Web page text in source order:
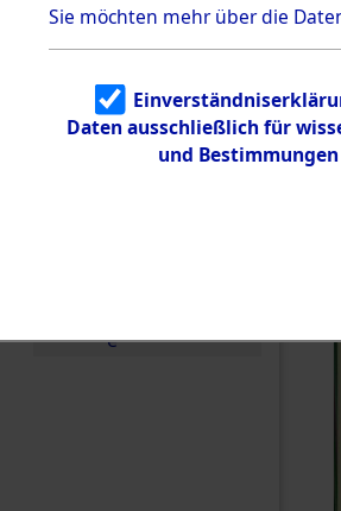
en
5.3.2
Identifizierun
g
5.3.3
Todesmärsch
e
Sie möchten mehr über die
Daten ausschließlich für
und